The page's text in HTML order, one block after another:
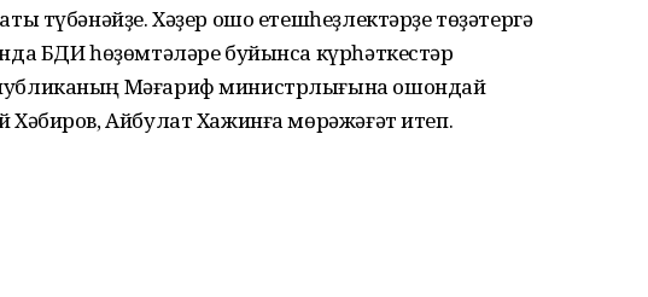
түбәнәйҙе. Хәҙер ошо етешһеҙлектәрҙе төҙәтергә
БДИ һөҙөмтәләре буйынса күрһәткестәр
Мәғариф министрлығына ошондай
Хәбиров, Айбулат Хажинға мөрәжәғәт итеп.